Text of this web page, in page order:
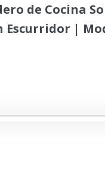
de Cocina
Escurridor |